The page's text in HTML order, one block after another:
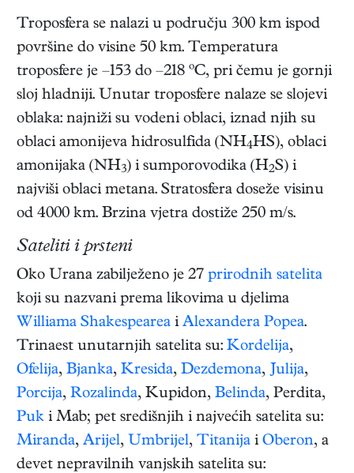
Troposfera se nalazi u području 300 km ispod
površine do visine 50 km. Temperatura
troposfere je –153 do –218 ºC, pri čemu je gornji
sloj hladniji. Unutar troposfere nalaze se slojevi
oblaka: najniži su vodeni oblaci, iznad njih su
oblaci amonijeva hidrosulfida (NH4HS), oblaci
amonijaka (NH3) i sumporovodika (H2S) i
najviši oblaci metana. Stratosfera doseže visinu
od 4000 km. Brzina vjetra dostiže 250 m/s.
Sateliti i prsteni
Oko Urana zabilježeno je 27 prirodnih satelita
koji su nazvani prema likovima u djelima
Williama Shakespearea i Alexandera Popea.
Trinaest unutarnjih satelita su: Kordelija,
Ofelija, Bjanka, Kresida, Dezdemona, Julija,
Porcija, Rozalinda, Kupidon, Belinda, Perdita,
Puk i Mab; pet središnjih i najvećih satelita su:
Miranda, Arijel, Umbrijel, Titanija i Oberon, a
devet nepravilnih vanjskih satelita su: